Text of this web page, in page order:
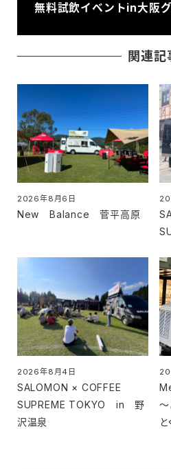
無料試飲イベントin大阪
関連記
New Balance 菅平高原
投稿日
2026年8月6日
投
SALOMON × COFFEE
SUPREME TOKYO in 野
沢温泉
投稿日
2026年8月4日
～
投